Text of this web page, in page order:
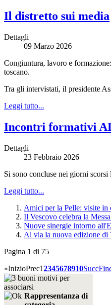
Il distretto sui media
Dettagli
09 Marzo 2026
Congiuntura, lavoro e
toscano.
Tra gli intervistati, il presidente
Leggi tutto...
Incontri formativi
Dettagli
23 Febbraio 2026
Si sono concluse nei giorni
Leggi tutto...
Amici per la Pelle: visite in
Il Vescovo celebra la
Nuove sinergie intorno
Al via la nuova edizione di
Pagina 1 di 75
«InizioPrec12345678910Succ
Rappresentanza di